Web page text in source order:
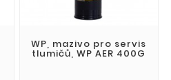
WP, mazivo pro servis
tlumičů, WP AER 400G